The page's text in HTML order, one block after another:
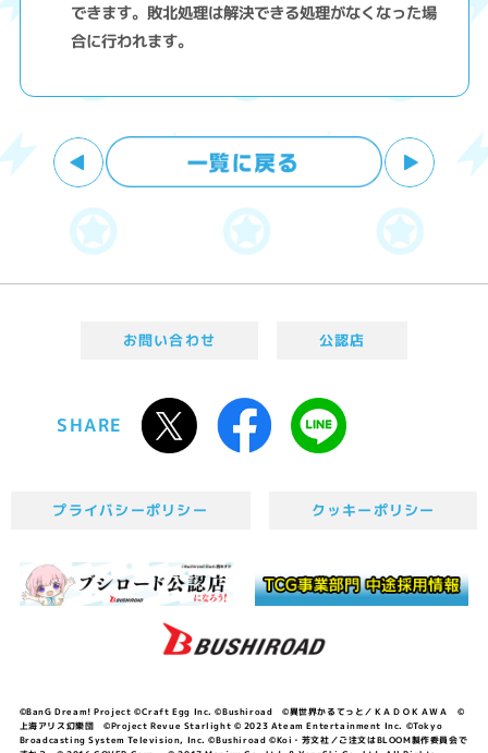
できます。敗北処理は解決できる処理がなくなった場
合に行われます。
お問い合わせ 公認店
SHARE
プライバシーポリシー クッキーポリシー
©BanG Dream! Project ©Craft Egg Inc. ©Bushiroad ©異世界かるてっと／ＫＡＤＯＫＡＷＡ ©
上海アリス幻樂団 ©Project Revue Starlight © 2023 Ateam Entertainment Inc. ©Tokyo
Broadcasting System Television, Inc. ©Bushiroad ©Koi・芳文社／ご注文はBLOOM製作委員会で